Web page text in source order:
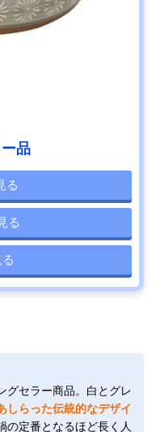
品
る
る
グセラー商品。白とグレ
しらった伝統的なデザイ
の定番となるほど長く人